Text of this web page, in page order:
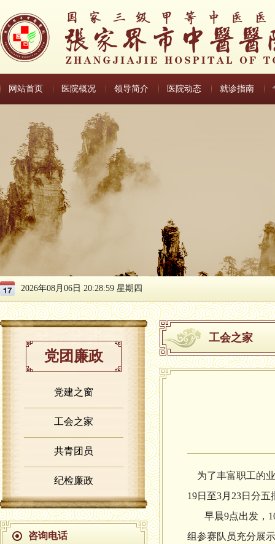
网站首页 医院概况 领导简介 医院动态 就诊指南
2026年08月06日 20:28:59 星期四
党团廉政
党建之窗
工会之家
共青团员
纪检廉政
咨询电话
工会之家
为了丰富职工的
19日至3月 23日分五
早晨9点出发，
组参赛队员充分展